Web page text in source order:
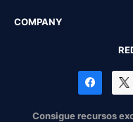
COMPANY
Consigue recursos